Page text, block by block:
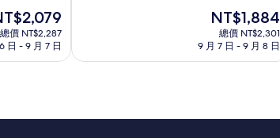
總價 NT$2,287
日 - 9 月 7 日
那
心
夠
評
現
在
價
NT$1,884
總價 NT$2,301
9 月 7 日 - 9 月 8 日